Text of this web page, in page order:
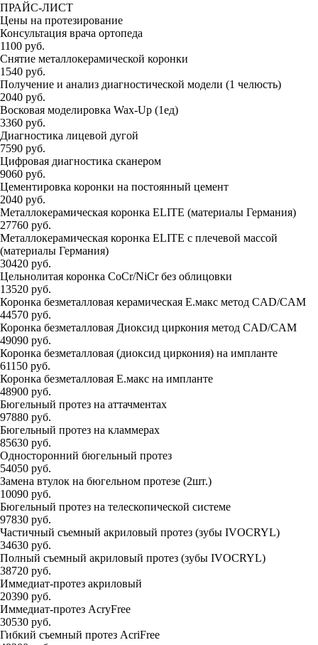
ПРАЙС-ЛИСТ
Цены на протезирование
Консультация врача ортопеда
1100 руб.
Снятие металлокерамической коронки
1540 руб.
Получение и анализ диагностической модели (1 челюсть)
2040 руб.
Восковая моделировка Wax-Up (1ед)
3360 руб.
Диагностика лицевой дугой
7590 руб.
Цифровая диагностика сканером
9060 руб.
Цементировка коронки на постоянный цемент
2040 руб.
Металлокерамическая коронка ELITE (материалы Германия)
27760 руб.
Металлокерамическая коронка ELITE с плечевой массой
(материалы Германия)
30420 руб.
Цельнолитая коронка CoCr/NiCr без облицовки
13520 руб.
Коронка безметалловая керамическая Е.макс метод CAD/CAM
44570 руб.
Коронка безметалловая Диоксид циркония метод CAD/CAM
49090 руб.
Коронка безметалловая (диоксид циркония) на импланте
61150 руб.
Коронка безметалловая Е.макс на импланте
48900 руб.
Бюгельный протез на аттачментах
97880 руб.
Бюгельный протез на кламмерах
85630 руб.
Односторонний бюгельный протез
54050 руб.
Замена втулок на бюгельном протезе (2шт.)
10090 руб.
Бюгельный протез на телескопической системе
97830 руб.
Частичный съемный акриловый протез (зубы IVOCRYL)
34630 руб.
Полный съемный акриловый протез (зубы IVOCRYL)
38720 руб.
Иммедиат-протез акриловый
20390 руб.
Иммедиат-протез AcryFree
30530 руб.
Гибкий съемный протез AcriFree